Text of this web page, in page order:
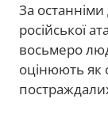
За
російської
восьмеро
оцінюють як